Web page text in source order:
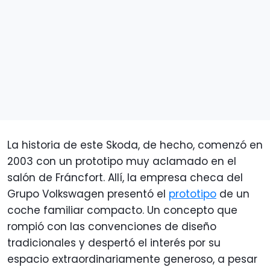
La historia de este Skoda, de hecho, comenzó en
2003 con un prototipo muy aclamado en el
salón de Fráncfort. Allí, la empresa checa del
Grupo Volkswagen presentó el prototipo de un
coche familiar compacto. Un concepto que
rompió con las convenciones de diseño
tradicionales y despertó el interés por su
espacio extraordinariamente generoso, a pesar